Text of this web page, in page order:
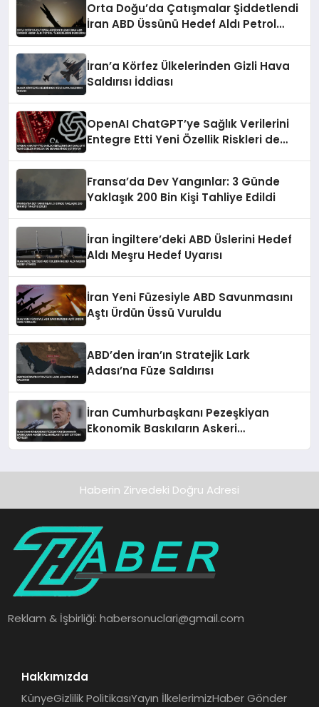
Orta Doğu’da Çatışmalar Şiddetlendi
İran ABD Üssünü Hedef Aldı Petrol
İran’a Körfez Ülkelerinden Gizli Hava
Saldırısı İddiası
OpenAI ChatGPT’ye Sağlık Verilerini
Entegre Etti Yeni Özellik Riskleri de
Fransa’da Dev Yangınlar: 3 Günde
Yaklaşık 200 Bin Kişi Tahliye Edildi
İran İngiltere’deki ABD Üslerini Hedef
Aldı Meşru Hedef Uyarısı
İran Yeni Füzesiyle ABD Savunmasını
Aştı Ürdün Üssü Vuruldu
ABD’den İran’ın Stratejik Lark
Adası’na Füze Saldırısı
İran Cumhurbaşkanı Pezeşkiyan
Ekonomik Baskıların Askeri
Haberin Zirvedeki Doğru Adresi
Reklam & İşbirliği:habersonuclari@gmail.com
Hakkımızda
KünyeGizlilik PolitikasıYayın İlkelerimizHaber Gönder